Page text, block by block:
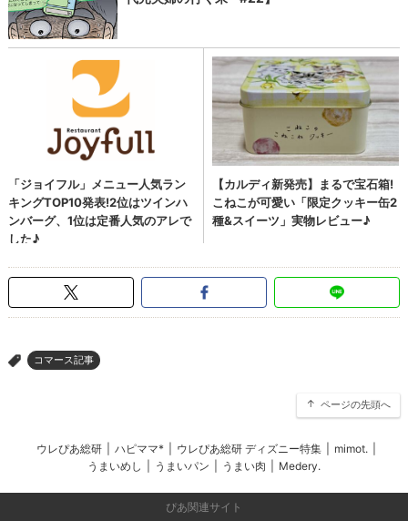
> コマース記事
ページの先頭へ
ウレぴあ総研 ハピママ* ウレぴあ総研 ディズニー特集 mimot.
うまいめし
うまいパン うまい肉 Medery.
ぴあ関連サイト